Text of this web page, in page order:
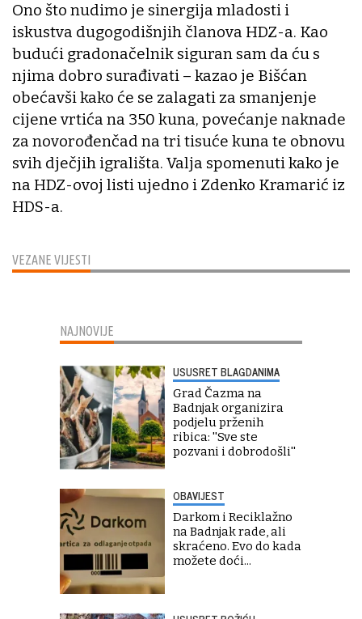
VEZANE VIJESTI
Ono što nudimo je sinergija mladosti i
iskustva dugogodišnjih članova HDZ-a. Kao
budući gradonačelnik siguran sam da ću s
njima dobro surađivati – kazao je Bišćan
obećavši kako će se zalagati za smanjenje
cijene vrtića na 350 kuna, povećanje naknade
za novorođenčad na tri tisuće kuna te obnovu
svih dječjih igrališta. Valja spomenuti kako je
na HDZ-ovoj listi ujedno i Zdenko Kramarić iz
HDS-a.
NAJNOVIJE
USUSRET BLAGDANIMA
Grad Čazma na
Badnjak organizira
podjelu prženih
ribica: ''Sve ste
pozvani i dobrodošli''
OBAVIJEST
Darkom i Reciklažno
na Badnjak rade, ali
skraćeno. Evo do kada
možete doći...